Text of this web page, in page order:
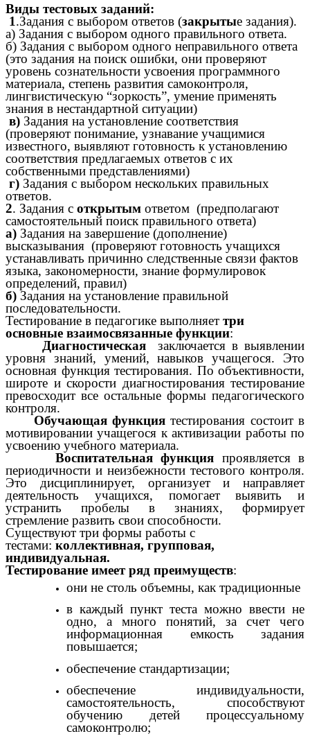
Виды тестовых заданий:
1.Задания с выбором ответов (закрытые задания).
а) Задания с выбором одного правильного ответа.
б) Задания с выбором одного неправильного ответа
(это задания на поиск ошибки, они проверяют
уровень сознательности усвоения программного
материала, степень развития самоконтроля,
лингвистическую “зоркость”, умение применять
знания в нестандартной ситуации)
в) Задания на установление соответствия
(проверяют понимание, узнавание учащимися
известного, выявляют готовность к установлению
соответствия предлагаемых ответов с их
собственными представлениями)
г) Задания с выбором нескольких правильных
ответов.
2. Задания с открытым ответом (предполагают
самостоятельный поиск правильного ответа)
а) Задания на завершение (дополнение)
высказывания (проверяют готовность учащихся
устанавливать причинно следственные связи фактов
языка, закономерности, знание формулировок
определений, правил)
б) Задания на установление правильной
последовательности.
Тестирование в педагогике выполняет три
основные взаимосвязанные функции:
Диагностическая
заключается в выявлении
уровня знаний, умений, навыков учащегося. Это
основная функция тестирования. По объективности,
широте и скорости диагностирования тестирование
превосходит все остальные формы педагогического
контроля.
Обучающая функция тестирования состоит в
мотивировании учащегося к активизации работы по
усвоению учебного материала.
Воспитательная функция проявляется в
периодичности и неизбежности тестового контроля.
Это дисциплинирует, организует и направляет
деятельность учащихся, помогает выявить и
устранить пробелы в знаниях, формирует
стремление развить свои способности.
Существуют три формы работы с
тестами: коллективная, групповая,
индивидуальная.
Тестирование имеет ряд преимуществ:
они не столь объемны, как традиционные
в каждый пункт теста можно ввести не
одно, а много понятий, за счет чего
информационная емкость задания
повышается;
обеспечение стандартизации;
обеспечение индивидуальности,
самостоятельность, способствуют
обучению детей процессуальному
самоконтролю;